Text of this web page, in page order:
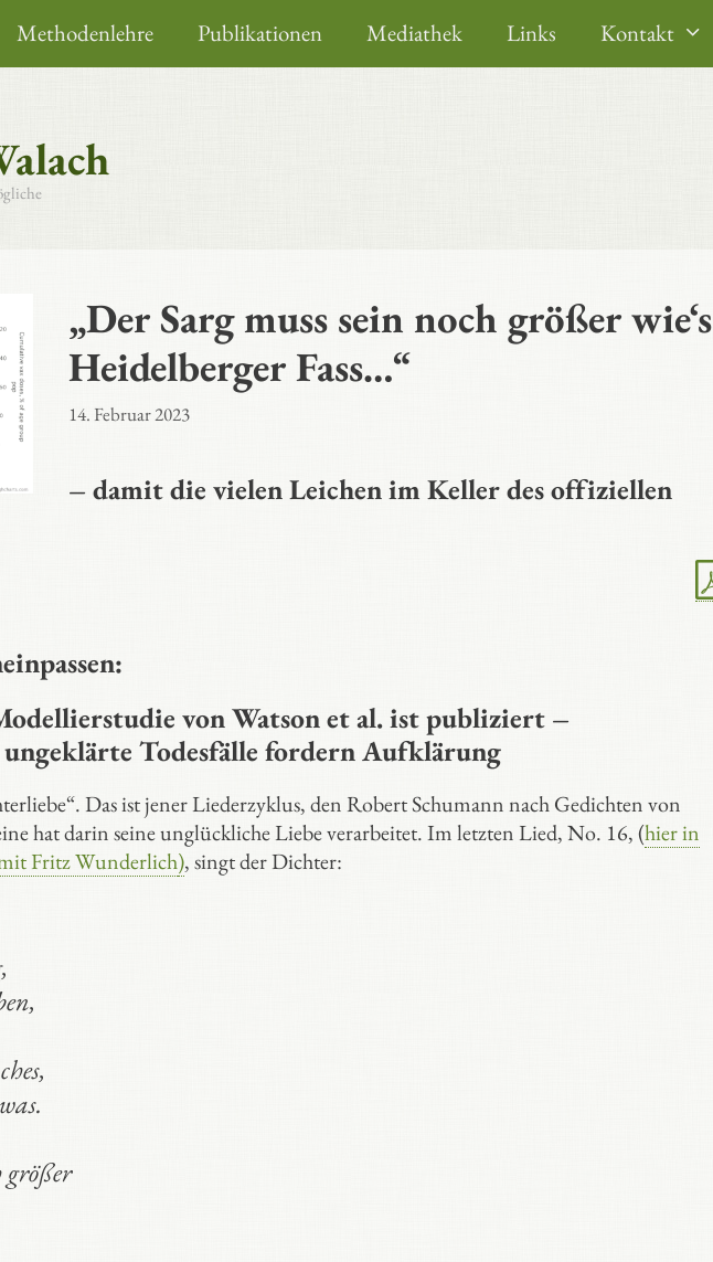
Methodenlehre Publikationen Mediathek Links Kontakt
„Der Sarg muss sein noch größer wie‘s
Heidelberger Fass…“
14. Februar 2023
– damit die vielen Leichen im Keller des offiziellen
von Watson et al. ist publiziert –
Todesfälle fordern Aufklärung
Das ist jener Liederzyklus, den Robert Schumann nach Gedichten von
hat darin seine unglückliche Liebe verarbeitet. Im letzten Lied, No. 16, (hier in
Fritz Wunderlich), singt der Dichter:
größer